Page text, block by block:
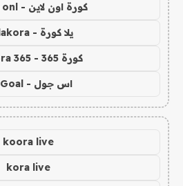
كورة اون لاين - koora onl
يلا كورة - yallakora
كورة 365 - kooora 365
اس جول - AS Goal
koora live
kora live